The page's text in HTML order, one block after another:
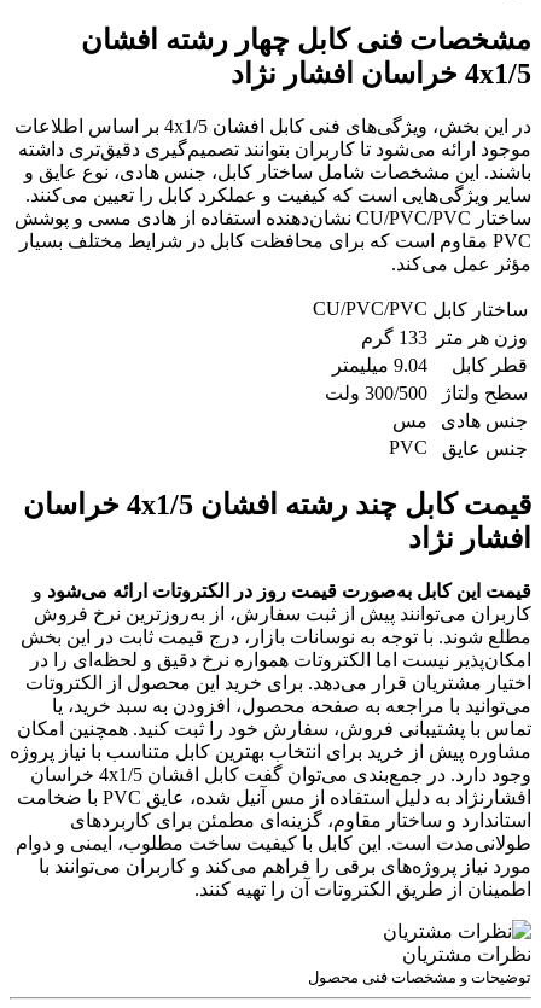
مشخصات فنی کابل چهار رشته افشان
4x1/5 خراسان افشار نژاد
در این بخش، ویژگی‌های فنی کابل افشان 4x1/5 بر اساس اطلاعات
موجود ارائه می‌شود تا کاربران بتوانند تصمیم‌گیری دقیق‌تری داشته
باشند. این مشخصات شامل ساختار کابل، جنس هادی، نوع عایق و
سایر ویژگی‌هایی است که کیفیت و عملکرد کابل را تعیین می‌کنند.
ساختار CU/PVC/PVC نشان‌دهنده استفاده از هادی مسی و پوشش
PVC مقاوم است که برای محافظت کابل در شرایط مختلف بسیار
مؤثر عمل می‌کند.
ساختار کابل CU/PVC/PVC
وزن هر متر
133 گرم
قطر کابل
9.04 میلیمتر
سطح ولتاژ
300/500 ولت
جنس هادی
مس
جنس عایق
PVC
قیمت کابل چند رشته افشان 4x1/5 خراسان
افشار نژاد
قیمت این کابل به‌صورت قیمت روز در الکتروتات ارائه می‌شود و
کاربران می‌توانند پیش از ثبت سفارش، از به‌روزترین نرخ فروش
مطلع شوند. با توجه به نوسانات بازار، درج قیمت ثابت در این بخش
امکان‌پذیر نیست اما الکتروتات همواره نرخ دقیق و لحظه‌ای را در
اختیار مشتریان قرار می‌دهد. برای خرید این محصول از الکتروتات
می‌توانید با مراجعه به صفحه محصول، افزودن به سبد خرید، یا
تماس با پشتیبانی فروش، سفارش خود را ثبت کنید. همچنین امکان
مشاوره پیش از خرید برای انتخاب بهترین کابل متناسب با نیاز پروژه
وجود دارد. در جمع‌بندی می‌توان گفت کابل افشان 4x1/5 خراسان
افشارنژاد به دلیل استفاده از مس آنیل شده، عایق PVC با ضخامت
استاندارد و ساختار مقاوم، گزینه‌ای مطمئن برای کاربردهای
طولانی‌مدت است. این کابل با کیفیت ساخت مطلوب، ایمنی و دوام
مورد نیاز پروژه‌های برقی را فراهم می‌کند و کاربران می‌توانند با
اطمینان از طریق الکتروتات آن را تهیه کنند.
نظرات مشتریان
توضیحات و مشخصات فنی محصول